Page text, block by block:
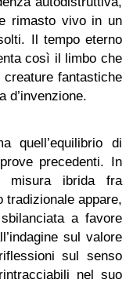
rimasto vivo in un
Il tempo eterno
così il limbo che
fantastiche
d’invenzione.
quell’equilibrio di
precedenti. In
misura ibrida fra
tradizionale appare,
a favore
sul valore
sul senso
nel suo